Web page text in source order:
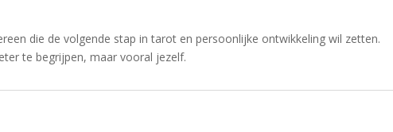
die de volgende stap in tarot en persoonlijke ontwikkeling wil zetten.
te begrijpen, maar vooral jezelf.